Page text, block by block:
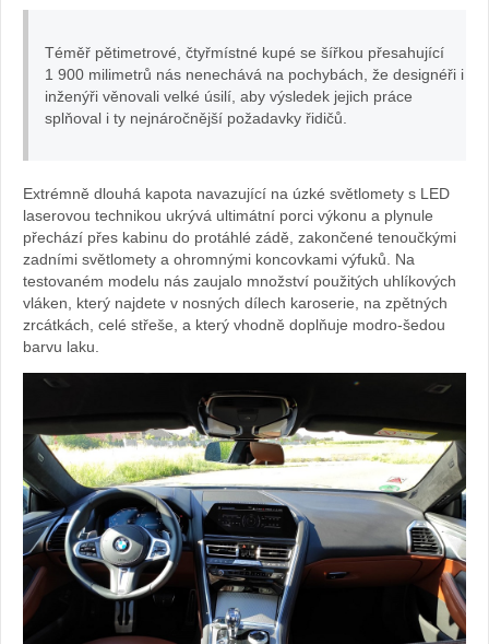
Téměř pětimetrové, čtyřmístné kupé se šířkou přesahující
1 900 milimetrů nás nenechává na pochybách, že designéři i
inženýři věnovali velké úsilí, aby výsledek jejich práce
splňoval i ty nejnáročnější požadavky řidičů.
Extrémně dlouhá kapota navazující na úzké světlomety s LED
laserovou technikou ukrývá ultimátní porci výkonu a plynule
přechází přes kabinu do protáhlé zádě, zakončené tenoučkými
zadními světlomety a ohromnými koncovkami výfuků. Na
testovaném modelu nás zaujalo množství použitých uhlíkových
vláken, který najdete v nosných dílech karoserie, na zpětných
zrcátkách, celé střeše, a který vhodně doplňuje modro-šedou
barvu laku.